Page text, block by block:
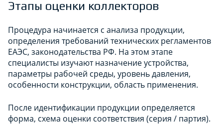
Этапы оценки коллекторов
Процедура начинается с анализа продукции,
определения требований технических регламентов
ЕАЭС, законодательства РФ. На этом этапе
специалисты изучают назначение устройства,
параметры рабочей среды, уровень давления,
особенности конструкции, область применения.
После идентификации продукции определяется
форма, схема оценки соответствия (серия / партия).